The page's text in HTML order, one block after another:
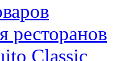
ресторанов
Classic